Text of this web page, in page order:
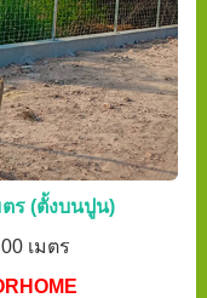
ตร (ตั้งบนปูน)
เมตร